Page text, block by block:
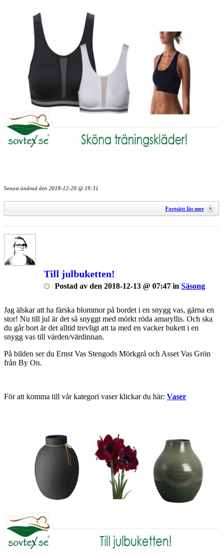
Senast ändrad den 2018-12-20 @ 19:31
Fortsätt läs mer
Till julbuketten!
Postad av den 2018-12-13 @ 07:47 in Säsong
Jag älskar att ha färska blommor på bordet i en snygg vas, gärna en
stor! Nu till jul är det så snyggt med mörkt röda amaryllis. Och ska
du går bort är det alltid trevligt att ta med en vacker bukett i en
snygg vas till värden/värdinnan.
På bilden ser du Ernst Vas Stengods Mörkgrå och Asset Vas Grön
från By On.
För att komma till vår kategori vaser klickar du här: Vaser